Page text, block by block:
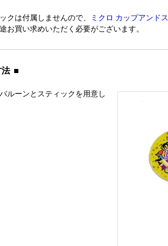
クは付属しませんので、
ミクロ カップアンド
お買い求めいただく必要がございます。
ルーンとスティックを用意し